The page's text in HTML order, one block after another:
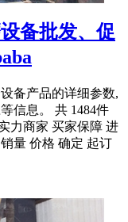
备批发、促
备产品的详细参数,
信息。 共 1484件
力商家 买家保障 进
量 价格 确定 起订